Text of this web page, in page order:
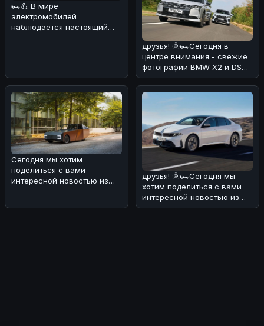
🏎💪 В мире
электромобилей
наблюдается настоящий
друзья! 🌞🏎Сегодня в
центре внимания - свежие
фотографии BMW X2 и DS
No4, сделанные на
реальных дор
Сегодня мы хотим
поделиться с вами
интересной новостью из
друзья! 🌞🏎Сегодня мы
хотим поделиться с вами
интересной новостью из
мира BMW. В Европе уже в